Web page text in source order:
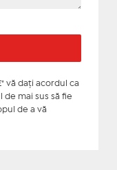
vă daţi acordul ca
mai sus să fie
de a vă